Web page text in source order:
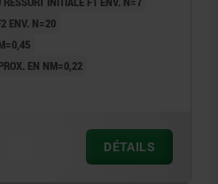
ENV. N=20
EN NM=0,22
DÉTAILS